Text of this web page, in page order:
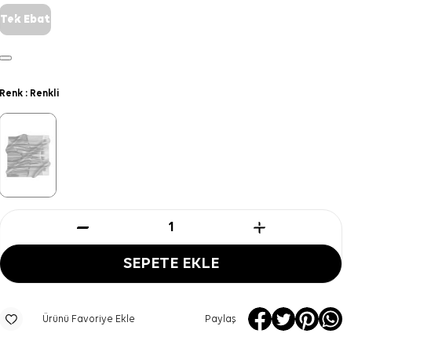
Tek Ebat
Renk : Renkli
SEPETE EKLE
Ürünü Favoriye Ekle Paylaş